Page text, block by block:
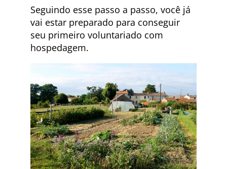
Seguindo esse passo a passo, você já
vai estar preparado para conseguir
seu primeiro voluntariado com
hospedagem.